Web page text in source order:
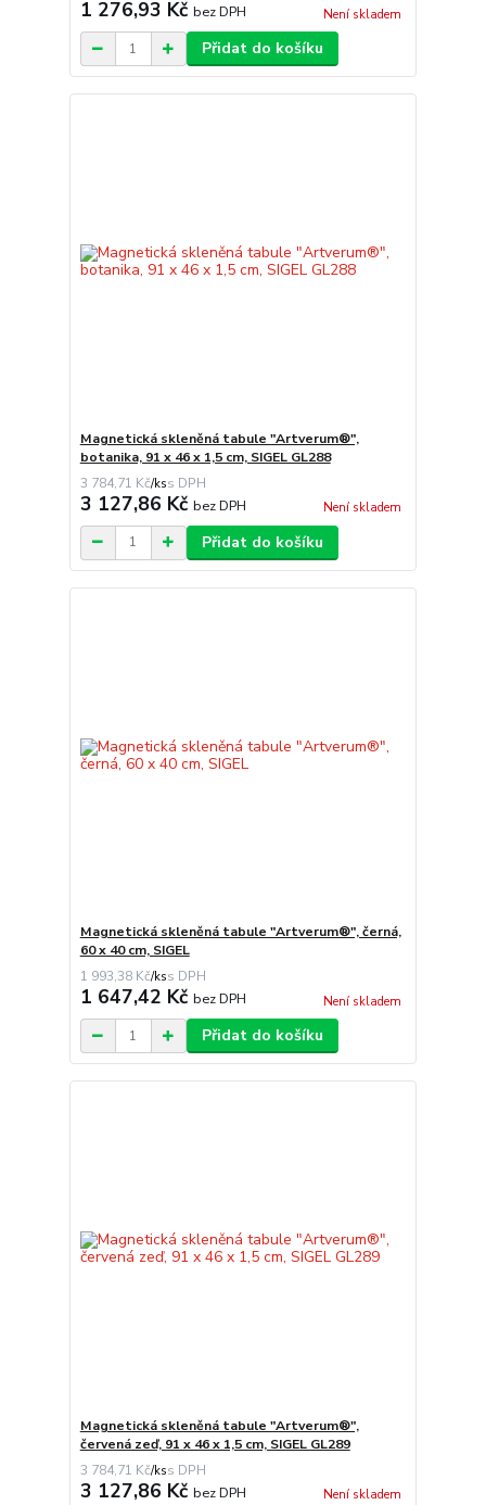
1 276,93 Kč bez DPH Není skladem
Přidat do košíku
Magnetická skleněná tabule "Artverum®",
botanika, 91 x 46 x 1,5 cm, SIGEL GL288
3 784,71 Kč/ks
3 127,86 Kč bez DPH Není skladem
Přidat do košíku
Magnetická skleněná tabule "Artverum®", černá,
60 x 40 cm, SIGEL
1 993,38 Kč/ks
1 647,42 Kč bez DPH Není skladem
Přidat do košíku
Magnetická skleněná tabule "Artverum®",
červená zeď, 91 x 46 x 1,5 cm, SIGEL GL289
3 784,71 Kč/ks
3 127,86 Kč bez DPH Není skladem